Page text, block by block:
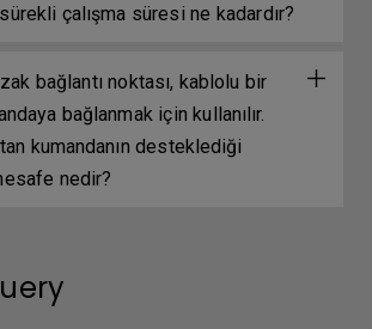
çalışma süresi ne kadardır?
bağlantı noktası, kablolu bir
bağlanmak için kullanılır.
kumandanın desteklediği
nedir?